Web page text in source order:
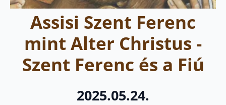
Assisi Szent Ferenc
mint Alter Christus -
Szent Ferenc és a Fiú
2025.05.24.